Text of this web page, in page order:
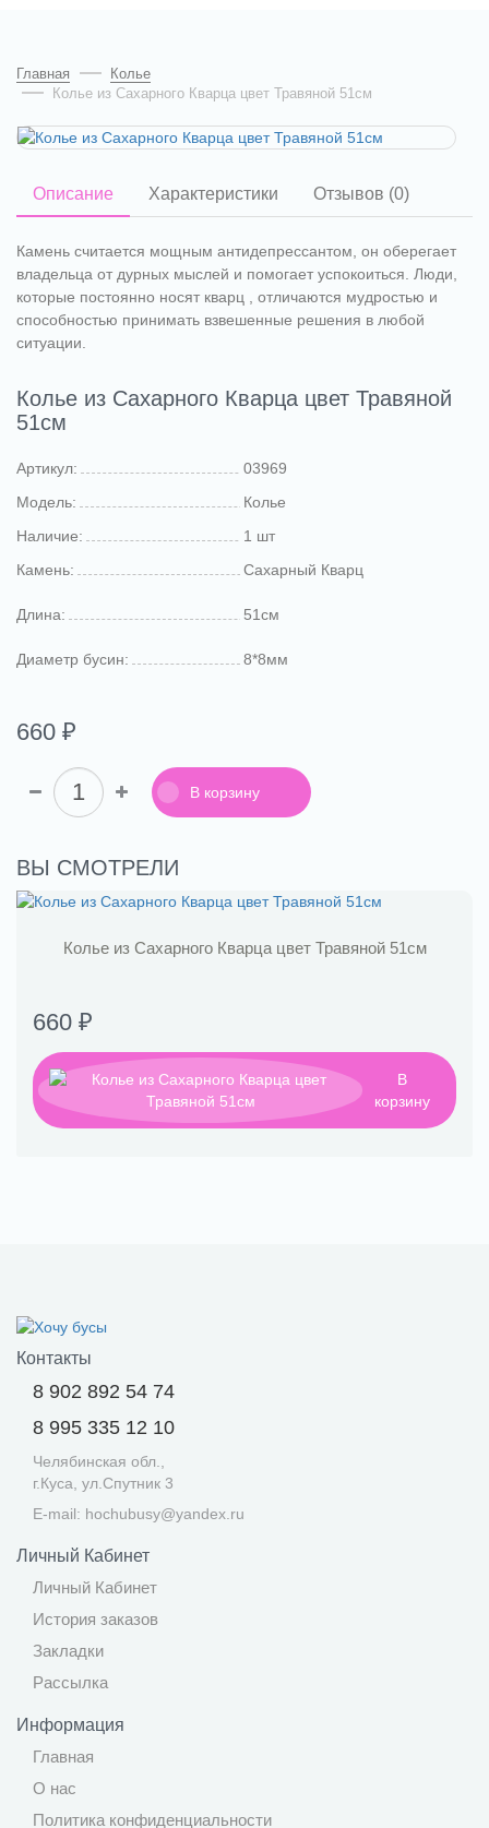
Главная
Колье
Колье из Сахарного Кварца цвет Травяной 51см
Описание Характеристики Отзывов (0)
Камень считается мощным антидепрессантом, он оберегает
владельца от дурных мыслей и помогает успокоиться. Люди,
которые постоянно носят кварц , отличаются мудростью и
способностью принимать взвешенные решения в любой
ситуации.
Колье из Сахарного Кварца цвет Травяной
51см
Артикул:
03969
Модель:
Колье
Наличие:
1 шт
Камень:
Сахарный Кварц
Длина: 51см
Диаметр бусин: 8*8мм
660 ₽
В корзину
ВЫ СМОТРЕЛИ
Колье из Сахарного Кварца цвет Травяной 51см
660 ₽
В
корзину
Информация
Главная
О нас
Политика конфиденциальности
Личный Кабинет
Личный Кабинет
История заказов
Закладки
Рассылка
Контакты
8 902 892 54 74
8 995 335 12 10
Челябинская обл.,
г.Куса, ул.Спутник 3
E-mail: hochubusy@yandex.ru